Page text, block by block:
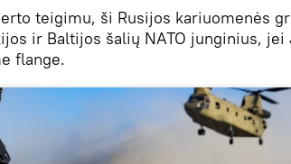
teigimu, ši Rusijos kariuomenės
ir Baltijos šalių NATO junginius, jei
flange.